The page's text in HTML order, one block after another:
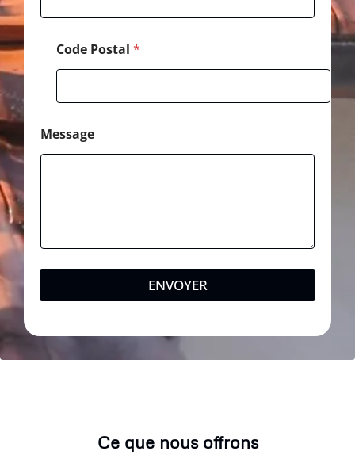
Code Postal *
Message
ENVOYER
Ce que nous offrons